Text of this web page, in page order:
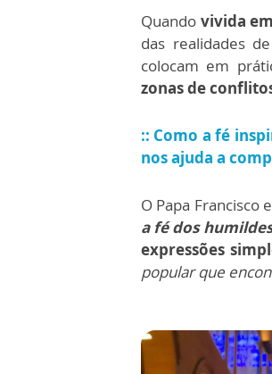
Quando vivida
das realidades
colocam em
zonas de
:: Como a fé
nos ajuda a
O Papa Francisco
a fé dos humildes
expressões
popular que